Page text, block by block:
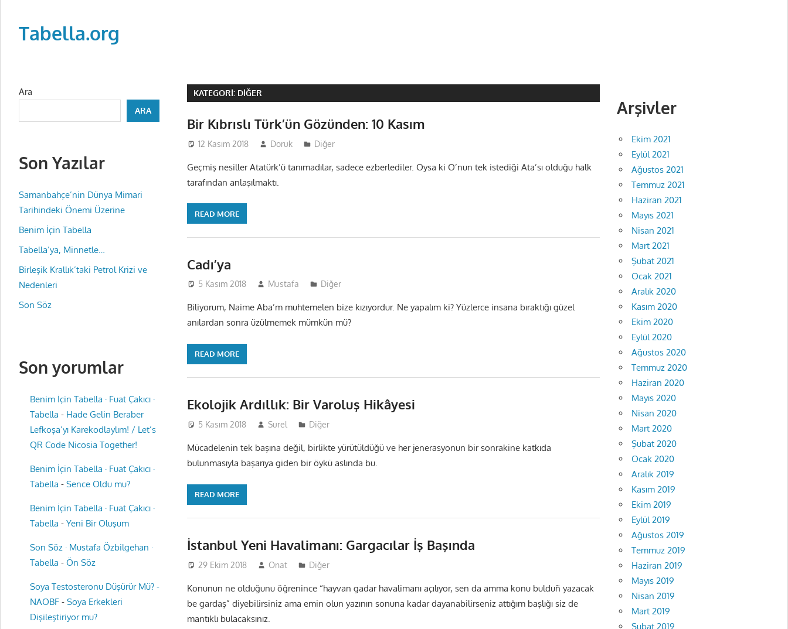
contentTabella.org
KATEGORI: DIĞER
Bir Kıbrıslı Türk’ün Gözünden: 10 Kasım
12 Kasım 2018 Doruk Diğer
Geçmiş nesiller Atatürk’ü tanımadılar, sadece ezberlediler. Oysa ki O’nun tek istediği Ata’sı olduğu halk
tarafından anlaşılmaktı.
READ MORE
Cadı’ya
5 Kasım 2018 Mustafa Diğer
Biliyorum, Naime Aba’m muhtemelen bize kızıyordur. Ne yapalım ki? Yüzlerce insana bıraktığı güzel
anılardan sonra üzülmemek mümkün mü?
READ MORE
Ekolojik Ardıllık: Bir Varoluş Hikâyesi
5 Kasım 2018 Surel Diğer
Mücadelenin tek başına değil, birlikte yürütüldüğü ve her jenerasyonun bir sonrakine katkıda
bulunmasıyla başarıya giden bir öykü aslında bu.
READ MORE
İstanbul Yeni Havalimanı: Gargacılar İş Başında
29 Ekim 2018 Onat Diğer
Konunun ne olduğunu öğrenince “hayvan gadar havalimanı açılıyor, sen da amma konu bulduñ yazacak
be gardaş” diyebilirsiniz ama emin olun yazının sonuna kadar dayanabilirseniz attığım başlığı siz de
mantıklı bulacaksınız.
Ara
ARA
Son Yazılar
Samanbahçe’nin Dünya Mimari
Tarihindeki Önemi Üzerine
Benim İçin Tabella
Tabella’ya, Minnetle…
Birleşik Krallık’taki Petrol Krizi ve
Nedenleri
Son Söz
Son yorumlar
Benim İçin Tabella · Fuat Çakıcı ·
Tabella - Hade Gelin Beraber
Lefkoşa’yı Karekodlaylım! / Let’s
QR Code Nicosia Together!
Benim İçin Tabella · Fuat Çakıcı ·
Tabella - Sence Oldu mu?
Benim İçin Tabella · Fuat Çakıcı ·
Tabella - Yeni Bir Oluşum
Son Söz · Mustafa Özbilgehan ·
Tabella - Ön Söz
Soya Testosteronu Düşürür Mü? -
NAOBF- Soya Erkekleri
Dişileştiriyor mu?
Arşivler
Ekim 2021
Eylül 2021
Ağustos 2021
Temmuz 2021
Haziran 2021
Mayıs 2021
Nisan 2021
Mart 2021
Şubat 2021
Ocak 2021
Aralık 2020
Kasım 2020
Ekim 2020
Eylül 2020
Ağustos 2020
Temmuz 2020
Haziran 2020
Mayıs 2020
Nisan 2020
Mart 2020
Şubat 2020
Ocak 2020
Aralık 2019
Kasım 2019
Ekim 2019
Eylül 2019
Ağustos 2019
Temmuz 2019
Haziran 2019
Mayıs 2019
Nisan 2019
Mart 2019
Şubat 2019